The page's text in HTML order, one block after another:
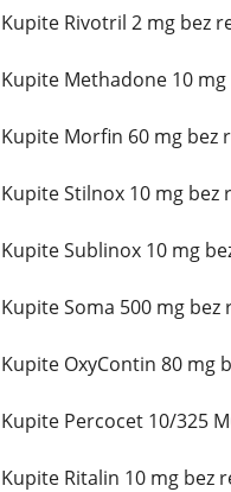
Kupite Rivotril 2 mg bez
Kupite Methadone 10
Kupite Morfin 60 mg bez
Kupite Stilnox 10 mg bez
Kupite Sublinox 10 mg
Kupite Soma 500 mg
Kupite OxyContin 80 mg
Kupite Percocet 10/325
Kupite Ritalin 10 mg bez